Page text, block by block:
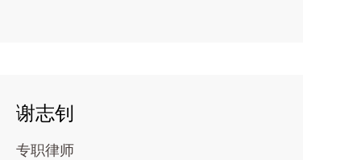
谢志钊
专职律师